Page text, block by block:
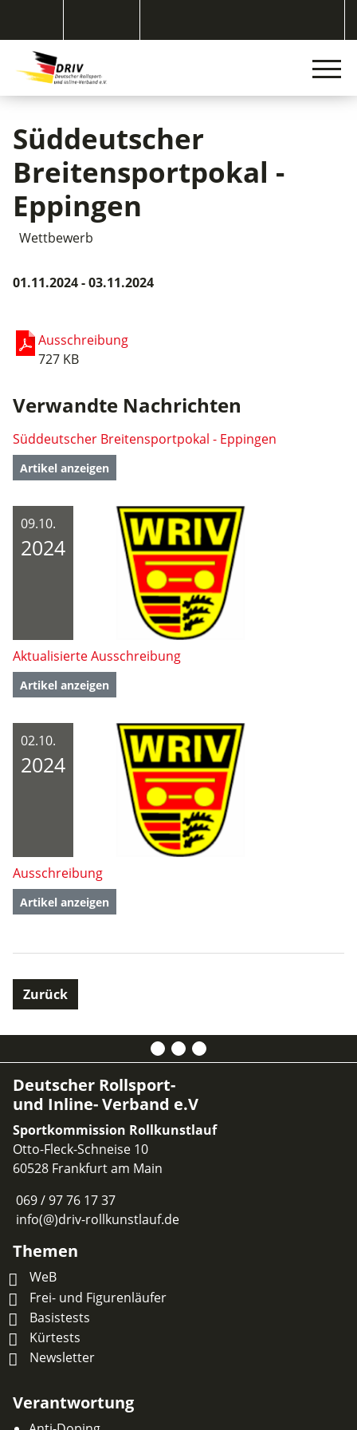
Süddeutscher
Breitensportpokal -
Eppingen
Wettbewerb
01.11.2024 - 03.11.2024
Ausschreibung
727 KB
Verwandte Nachrichten
Süddeutscher Breitensportpokal - Eppingen
Artikel anzeigen
09.10.
2024
Aktualisierte Ausschreibung
Artikel anzeigen
02.10.
2024
Ausschreibung
Artikel anzeigen
Zurück
Deutscher Rollsport-
und Inline- Verband e.V
Sportkommission Rollkunstlauf
Otto-Fleck-Schneise 10
60528 Frankfurt am Main
069 / 97 76 17 37
info(@)driv-rollkunstlauf.de
Themen
WeB
Frei- und Figurenläufer
Basistests
Kürtests
Newsletter
Verantwortung